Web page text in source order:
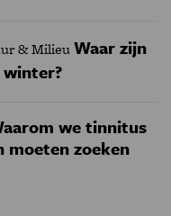
& MilieuWaar zijn
we tinnitus
moeten zoeken